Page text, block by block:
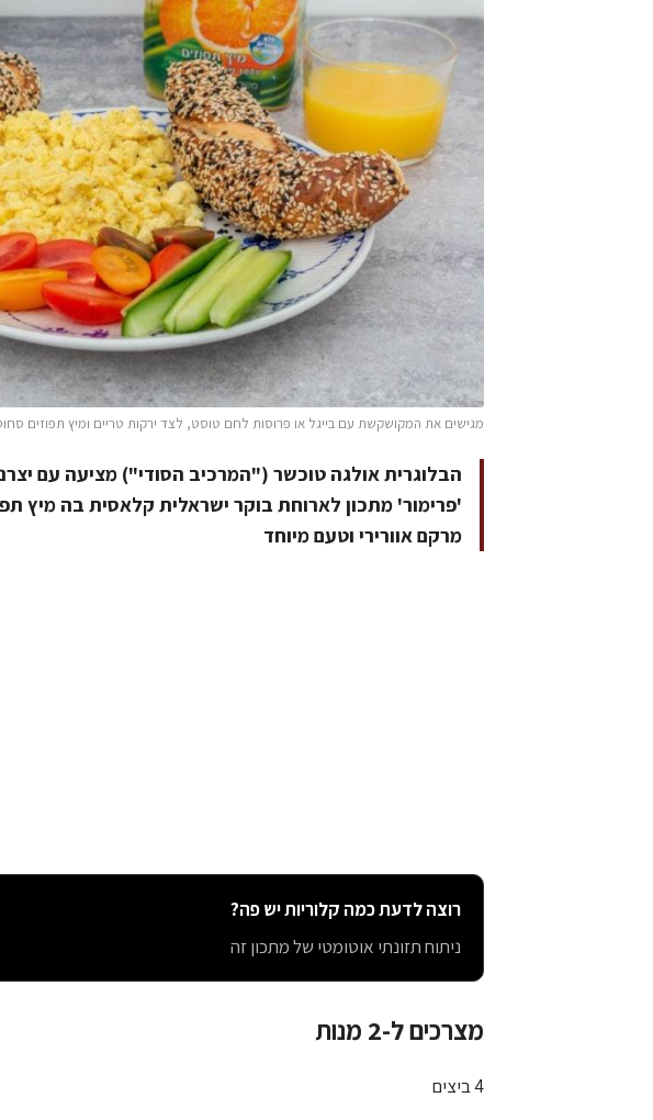
מגישים את המקושקשת עם בייגל או פרוסות לחם טוסט, לצד ירקות טריים ומיץ תפוזים
הבלוגרית אולגה טוכשר ("המרכיב הסודי") מציעה עם
'פרימור' מתכון לארוחת בוקר ישראלית קלאסית בה מיץ
מרקם אוורירי וטעם מיוחד
רוצה לדעת כמה קלוריות יש פה?
ניתוח תזונתי אוטומטי של מתכון זה
מצרכים ל-2 מנות
4 ביצים